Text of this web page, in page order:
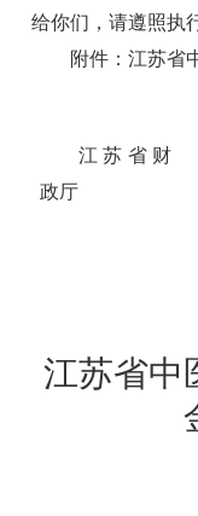
给你们，请遵照执
附件：江苏省
江苏省财
政厅
江苏省中